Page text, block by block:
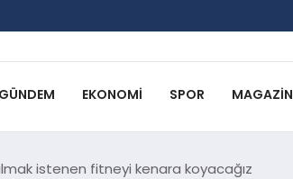
GÜNDEM EKONOMI SPOR MAGAZIN
istenen fitneyi kenara koyacağız